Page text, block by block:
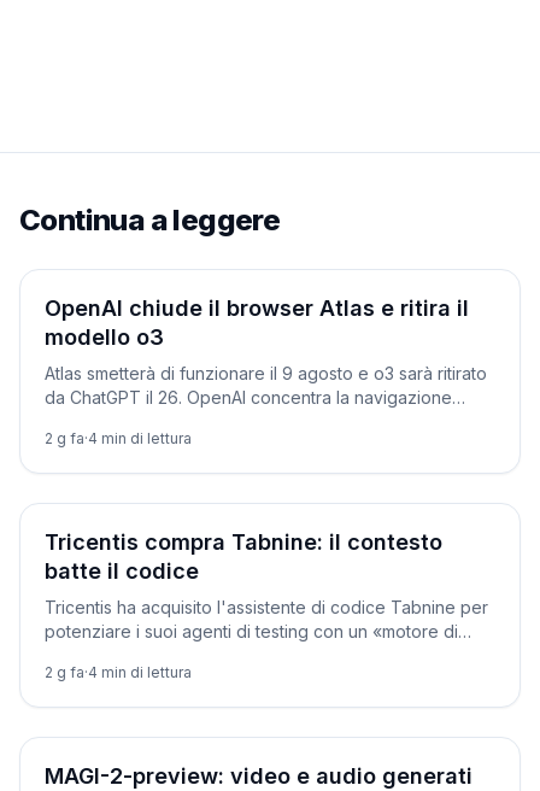
Continua a leggere
Prodotti
OpenAI chiude il browser Atlas e ritira il
modello o3
Atlas smetterà di funzionare il 9 agosto e o3 sarà ritirato
da ChatGPT il 26. OpenAI concentra la navigazione
2 g fa·4 min di lettura
Prodotti
Tricentis compra Tabnine: il contesto
batte il codice
Tricentis ha acquisito l'assistente di codice Tabnine per
potenziare i suoi agenti di testing con un «motore di
2 g fa·4 min di lettura
Novità
MAGI-2-preview: video e audio generati